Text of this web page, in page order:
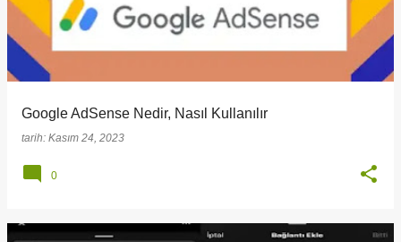
Google AdSense Nedir, Nasıl Kullanılır
tarih: Kasım 24, 2023
0